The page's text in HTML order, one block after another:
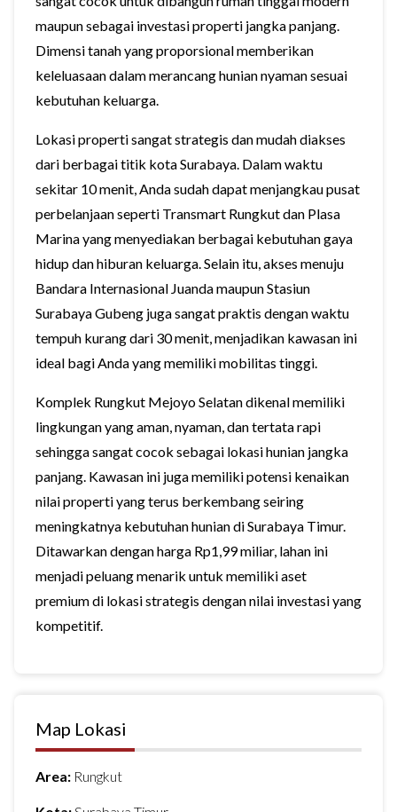
maupun sebagai investasi properti jangka panjang.
Dimensi tanah yang proporsional memberikan
keleluasaan dalam merancang hunian nyaman sesuai
kebutuhan keluarga.
Lokasi properti sangat strategis dan mudah diakses
dari berbagai titik kota Surabaya. Dalam waktu
sekitar 10 menit, Anda sudah dapat menjangkau pusat
perbelanjaan seperti Transmart Rungkut dan Plasa
Marina yang menyediakan berbagai kebutuhan gaya
hidup dan hiburan keluarga. Selain itu, akses menuju
Bandara Internasional Juanda maupun Stasiun
Surabaya Gubeng juga sangat praktis dengan waktu
tempuh kurang dari 30 menit, menjadikan kawasan ini
ideal bagi Anda yang memiliki mobilitas tinggi.
Komplek Rungkut Mejoyo Selatan dikenal memiliki
lingkungan yang aman, nyaman, dan tertata rapi
sehingga sangat cocok sebagai lokasi hunian jangka
panjang. Kawasan ini juga memiliki potensi kenaikan
nilai properti yang terus berkembang seiring
meningkatnya kebutuhan hunian di Surabaya Timur.
Ditawarkan dengan harga Rp1,99 miliar, lahan ini
menjadi peluang menarik untuk memiliki aset
premium di lokasi strategis dengan nilai investasi yang
kompetitif.
Map Lokasi
Area: Rungkut